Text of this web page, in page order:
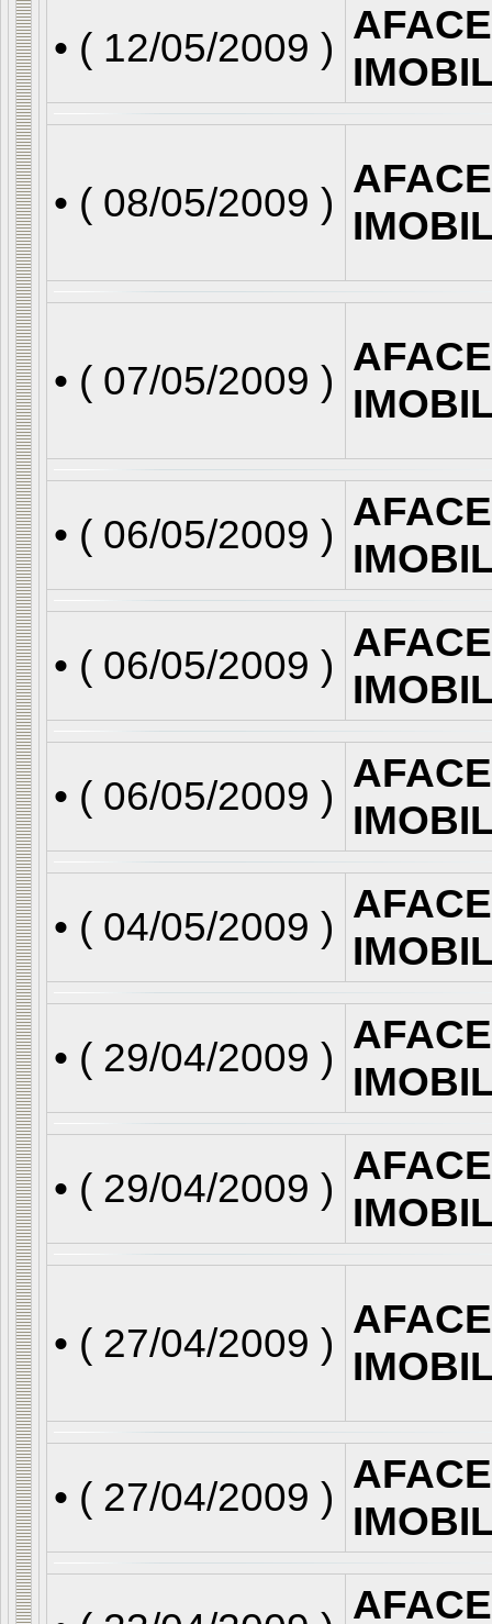
• ( 12/05/2009 )
• ( 08/05/2009 )
• ( 07/05/2009 )
• ( 06/05/2009 )
• ( 06/05/2009 )
• ( 06/05/2009 )
• ( 04/05/2009 )
• ( 29/04/2009 )
• ( 29/04/2009 )
• ( 27/04/2009 )
• ( 27/04/2009 )